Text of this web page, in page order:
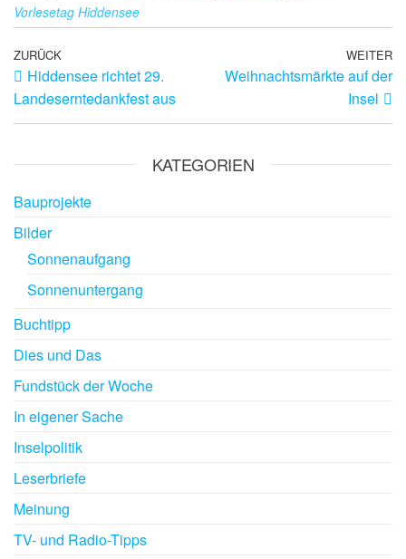
Vorlesetag Hiddensee
ZURÜCK
Hiddensee richtet 29.
Landeserntedankfest aus
WEITER
Weihnachtsmärkte auf der
Insel
KATEGORIEN
Bauprojekte
Bilder
Sonnenaufgang
Sonnenuntergang
Buchtipp
Dies und Das
Fundstück der Woche
In eigener Sache
Inselpolitik
Leserbriefe
Meinung
TV- und Radio-Tipps